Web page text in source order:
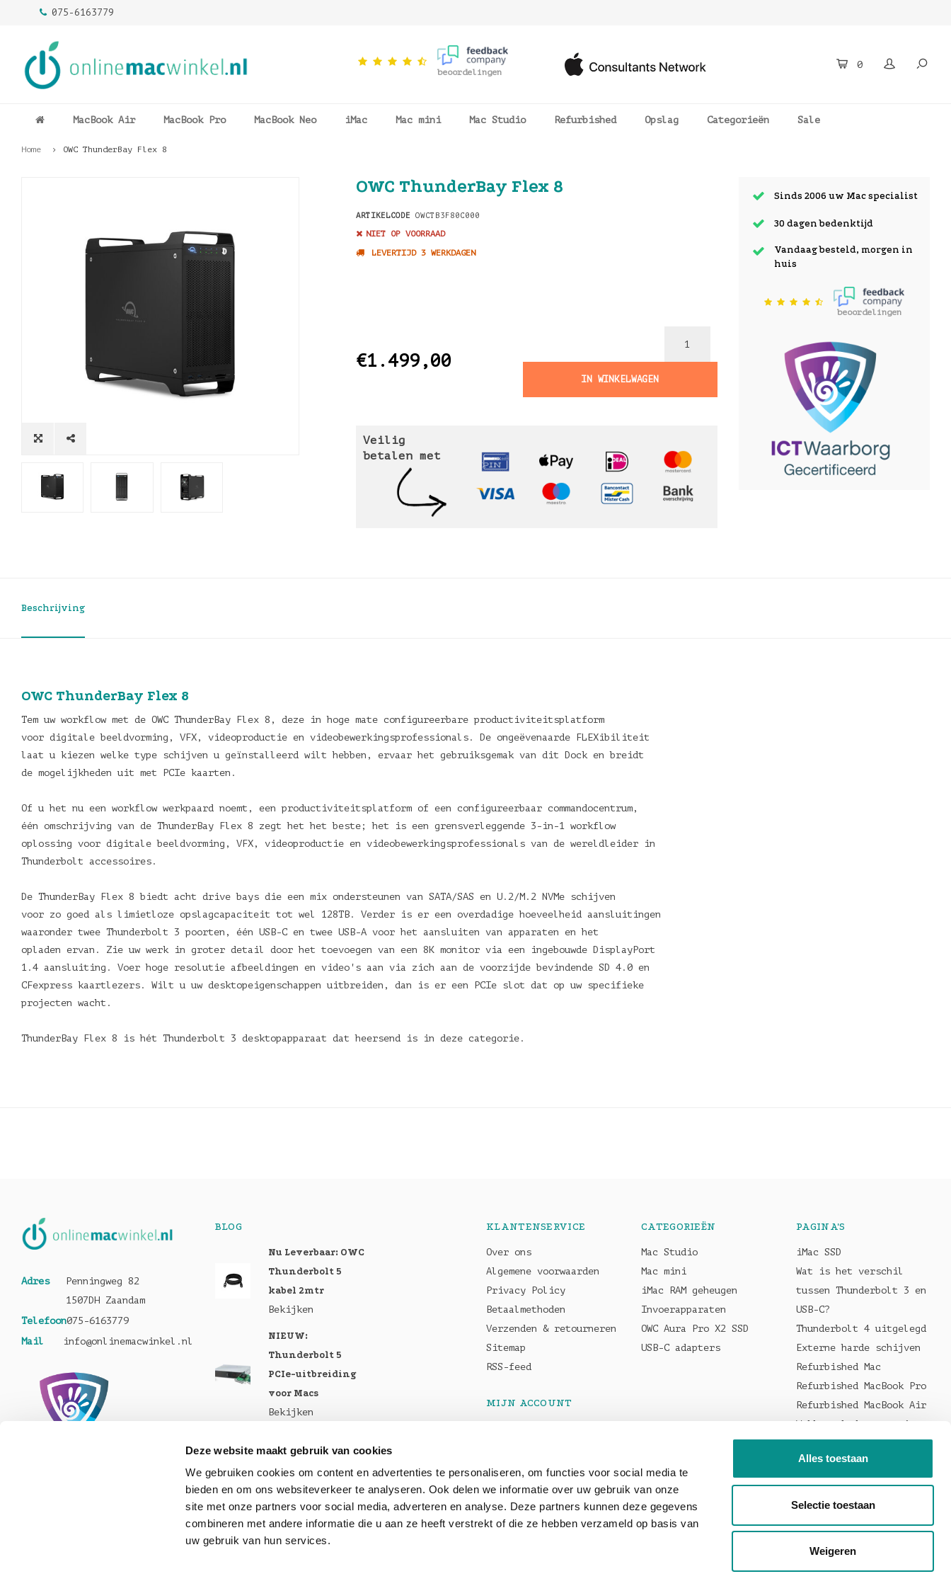
Deze website maakt gebruik van cookies
We gebruiken cookies om content en advertenties te personaliseren, om functies voor social media te
bieden en om ons websiteverkeer te analyseren. Ook delen we informatie over uw gebruik van onze
site met onze partners voor social media, adverteren en analyse. Deze partners kunnen deze gegevens
combineren met andere informatie die u aan ze heeft verstrekt of die ze hebben verzameld op basis van
uw gebruik van hun services.
Alles toestaan
Selectie toestaan
Weigeren
075-6163779
beoordelingen
0
MacBook Air MacBook Pro MacBook Neo iMac Mac mini Mac Studio Refurbished Opslag Categorieën Sale
Home OWC ThunderBay Flex 8
OWC ThunderBay Flex 8
ARTIKELCODE OWCTB3F80C000
NIET OP VOORRAAD
LEVERTIJD 3 WERKDAGEN
€1.499,00
IN WINKELWAGEN
Veilig
betalen met
Sinds 2006 uw Mac specialist
30 dagen bedenktijd
Vandaag besteld, morgen in
huis
beoordelingen
Beschrijving
OWC ThunderBay Flex 8
Tem uw workflow met de OWC ThunderBay Flex 8, deze in hoge mate configureerbare productiviteitsplatform
voor digitale beeldvorming, VFX, videoproductie en videobewerkingsprofessionals. De ongeëvenaarde FLEXibiliteit
laat u kiezen welke type schijven u geïnstalleerd wilt hebben, ervaar het gebruiksgemak van dit Dock en breidt
de mogelijkheden uit met PCIe kaarten.
Of u het nu een workflow werkpaard noemt, een productiviteitsplatform of een configureerbaar commandocentrum,
één omschrijving van de ThunderBay Flex 8 zegt het het beste; het is een grensverleggende 3-in-1 workflow
oplossing voor digitale beeldvorming, VFX, videoproductie en videobewerkingsprofessionals van de wereldleider in
Thunderbolt accessoires.
De ThunderBay Flex 8 biedt acht drive bays die een mix ondersteunen van SATA/SAS en U.2/M.2 NVMe schijven
voor zo goed als limietloze opslagcapaciteit tot wel 128TB. Verder is er een overdadige hoeveelheid aansluitingen
waaronder twee Thunderbolt 3 poorten, één USB-C en twee USB-A voor het aansluiten van apparaten en het
opladen ervan. Zie uw werk in groter detail door het toevoegen van een 8K monitor via een ingebouwde DisplayPort
1.4 aansluiting. Voer hoge resolutie afbeeldingen en video's aan via zich aan de voorzijde bevindende SD 4.0 en
CFexpress kaartlezers. Wilt u uw desktopeigenschappen uitbreiden, dan is er een PCIe slot dat op uw specifieke
projecten wacht.
ThunderBay Flex 8 is hét Thunderbolt 3 desktopapparaat dat heersend is in deze categorie.
Adres
Penningweg 82
1507DH Zaandam
Telefoon075-6163779
Mail
info@onlinemacwinkel.nl
BLOG
Nu Leverbaar: OWC
Thunderbolt 5
kabel 2mtr
Bekijken
NIEUW:
Thunderbolt 5
PCIe-uitbreiding
voor Macs
Bekijken
MacBook Pro M5
Pro en M5 Max
Bekijken
Nu leverbaar: OWC
Helios 5S
KLANTENSERVICE
Over ons
Algemene voorwaarden
Privacy Policy
Betaalmethoden
Verzenden & retourneren
Sitemap
RSS-feed
MIJN ACCOUNT
Mijn tickets
CATEGORIEËN
Mac Studio
Mac mini
iMac RAM geheugen
Invoerapparaten
OWC Aura Pro X2 SSD
USB-C adapters
PAGINA'S
iMac SSD
Wat is het verschil
tussen Thunderbolt 3 en
USB-C?
Thunderbolt 4 uitgelegd
Externe harde schijven
Refurbished Mac
Refurbished MacBook Pro
Refurbished MacBook Air
Welke oplader voor je